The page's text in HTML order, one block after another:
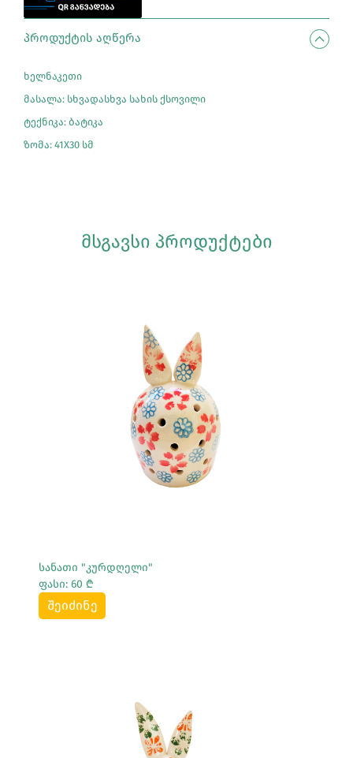
ᲞᲠᲝᲓᲣᲥᲢᲘᲡ ᲐᲦᲬᲔᲠᲐ
ხელნაკეთი
მასალა: სხვადასხვა სახის ქსოვილი
ტექნიკა: ბატიკა
ზომა: 41X30 სმ
ᲛᲡᲒᲐᲕᲡᲘ ᲞᲠᲝᲓᲣᲥᲢᲔᲑᲘ
Სრულად Ნახვა
სანათი "კურდღელი"
ფასი: 60 ₾
შეიძინე